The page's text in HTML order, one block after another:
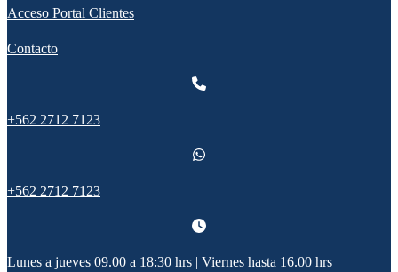
Acceso Portal Clientes
Contacto
+562 2712 7123
+562 2712 7123
Lunes a jueves 09.00 a 18:30 hrs | Viernes hasta 16.00 hrs